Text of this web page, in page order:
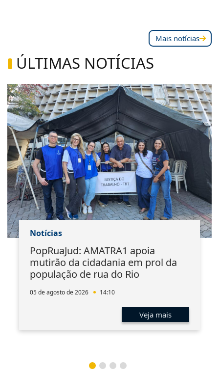
Mais notícias
ÚLTIMAS NOTÍCIAS
Notícias
PopRuaJud: AMATRA1 apoia
mutirão da cidadania em prol da
população de rua do Rio
05 de agosto de 2026 14:10
Veja mais